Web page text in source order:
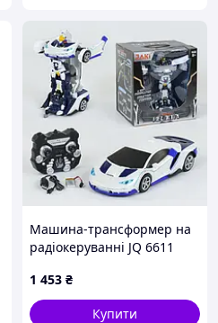
Машина-трансформер на
радіокеруванні JQ 6611
звук, датчик руху)
1 453 ₴
Купити